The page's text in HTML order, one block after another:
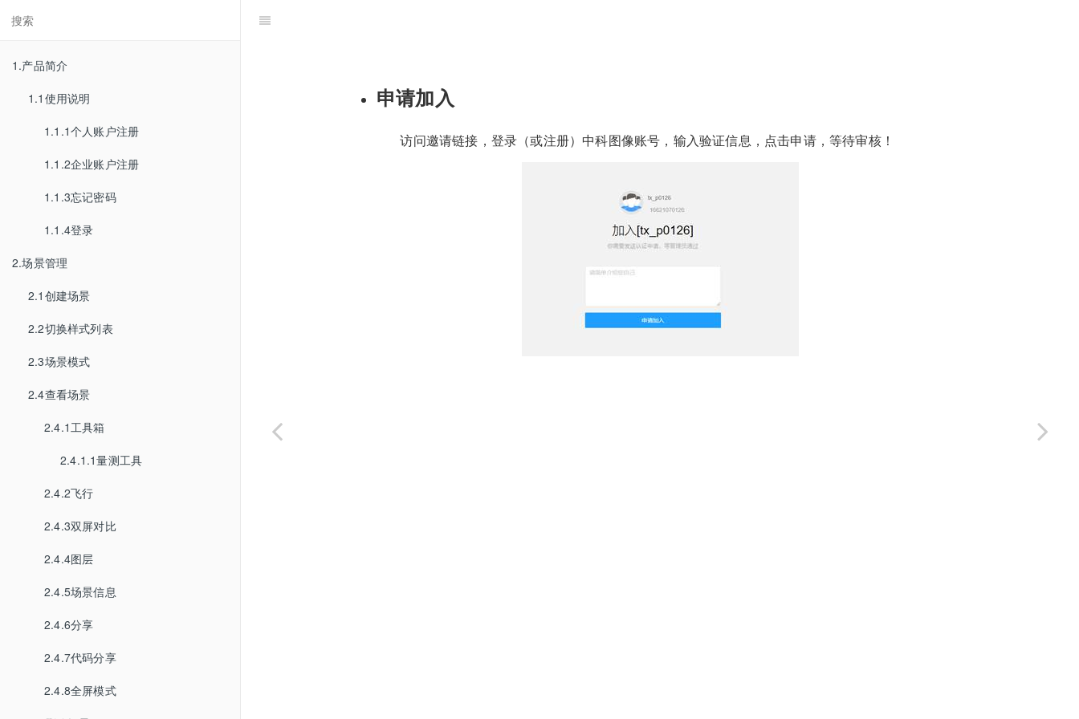
1.产品简介
1.1使用说明
1.1.1个人账户注册
1.1.2企业账户注册
1.1.3忘记密码
1.1.4登录
2.场景管理
2.1创建场景
2.2切换样式列表
2.3场景模式
2.4查看场景
2.4.1工具箱
2.4.1.1量测工具
2.4.2飞行
2.4.3双屏对比
2.4.4图层
2.4.5场景信息
2.4.6分享
2.4.7代码分享
2.4.8全屏模式
申请加入
访问邀请链接，登录（或注册）中科图像账号，输入验证信息，点击申请，等待审核！